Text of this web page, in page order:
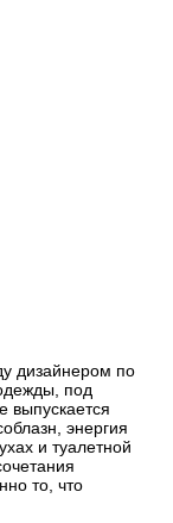
дизайнером по
под
выпускается
энергия
и туалетной
то, что